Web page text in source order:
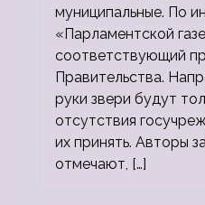
муниципальные. По
«Парламентской
соответствующий
Правительства.
руки звери будут
отсутствия
их принять. Авторы
отмечают, […]